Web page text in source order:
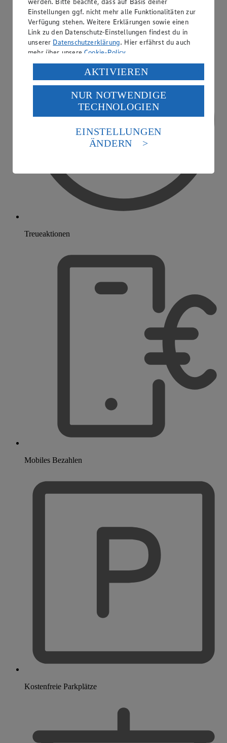
PAYBACK
Treueaktionen
Mobiles Bezahlen
Kostenfreie Parkplätze
Einstellungen ggf. nicht mehr alle Funktionalitäten zur
Verfügung stehen. Weitere Erklärungen sowie einen
Link zu den Datenschutz-Einstellungen findest du in
unserer Datenschutzerklärung. Hier erfährst du auch
mehr über unsereCookie-Policy.
Verarbeitung deiner personenbezogenen Daten in den
USA durch Facebook und YouTube:
Wenn du auf „Aktivieren“ klickst, willigst du im Sinne
des Art. 49 Abs. 1 Satz 1 lit. a) DSGVO ein, dass deine
Daten in den USA verarbeitet werden. Der EuGH sieht
die USA als Land mit einem nach europäischen
Standards nicht angemessenen Datenschutzniveau an.
Es besteht das Risiko eines Zugriffs durch US-
Informationen zum Herausgeber der Seite findest du
Impressum
AKTIVIEREN
NUR NOTWENDIGE
TECHNOLOGIEN
EINSTELLUNGEN
ÄNDERN